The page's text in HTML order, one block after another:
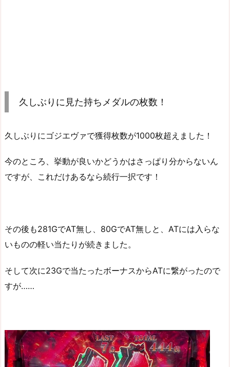
久しぶりに見た持ちメダルの枚数！
久しぶりにゴジエヴァで獲得枚数が1000枚超えました！
今のところ、挙動が良いかどうかはさっぱり分からないん
ですが、これだけあるなら続行一択です！
その後も281GでAT無し、80GでAT無しと、ATには入らな
いものの軽い当たりが続きました。
そして次に23Gで当たったボーナスからATに繋がったので
すが……